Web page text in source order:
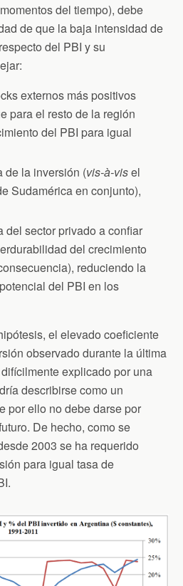
del tiempo), debe
de que la baja intensidad de
del PBI y su
externos más positivos
para el resto de la región
del PBI para igual
de la inversión (vis-à-visel
Sudamérica en conjunto),
del sector privado a confiar
del crecimiento
reduciendo la
del PBI en los
el elevado coeficiente
observado durante la última
explicado por una
describirse como un
por ello no debe darse por
De hecho, como se
2003 se ha requerido
para igual tasa de